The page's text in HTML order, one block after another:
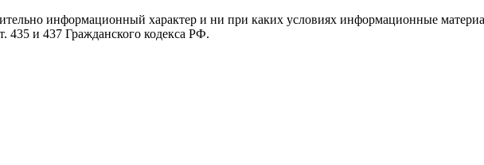
информационный характер и ни при каких условиях информационные
435 и 437 Гражданского кодекса РФ.